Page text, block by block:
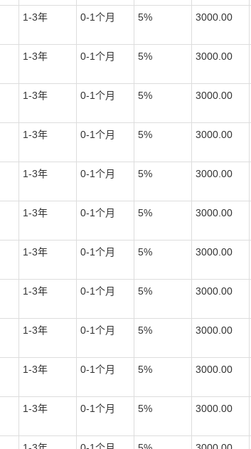
1-3年 0-1个月 5% 3000.00
1-3年 0-1个月 5% 3000.00
1-3年 0-1个月 5% 3000.00
1-3年 0-1个月 5% 3000.00
1-3年 0-1个月 5% 3000.00
1-3年 0-1个月 5% 3000.00
1-3年 0-1个月 5% 3000.00
1-3年 0-1个月 5% 3000.00
1-3年 0-1个月 5% 3000.00
1-3年 0-1个月 5% 3000.00
1-3年 0-1个月 5% 3000.00